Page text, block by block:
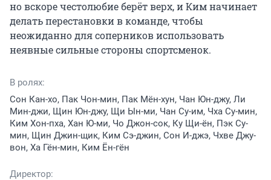
но вскоре честолюбие берёт верх, и Ким начинает
делать перестановки в команде, чтобы
неожиданно для соперников использовать
неявные сильные стороны спортсменок.
В ролях:
Сон Кан-хо, Пак Чон-мин, Пак Мён-хун, Чан Юн-джу, Ли
Мин-джи, Щин Юн-джу, Щи Ын-ми, Чан Су-им, Чха Су-мин,
Ким Хон-пха, Хан Ю-ми, Чо Джон-сок, Ку Щи-ён, Пэк Су-
мин, Щин Джин-щик, Ким Сэ-джин, Сон И-джэ, Чхве Джу-
вон, Ха Гён-мин, Ким Ён-гён
Директор: